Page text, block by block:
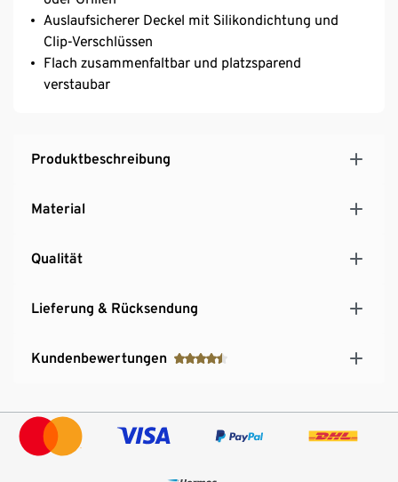
Auslaufsicherer Deckel mit Silikondichtung und
Clip-Verschlüssen
Flach zusammenfaltbar und platzsparend
verstaubar
Produktbeschreibung
Material
Qualität
Lieferung & Rücksendung
Kundenbewertungen